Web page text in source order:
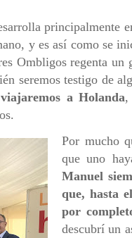
principalmente
y es así como se
Ombligos regenta
seremos testigo de
viajaremos a Holanda,
Por mucho
que uno
Manuel
que, hasta
por
descubrí un